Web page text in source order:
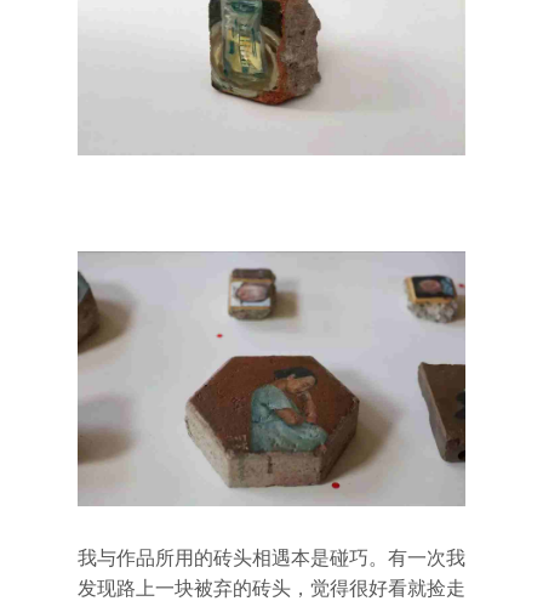
我与作品所用的砖头相遇本是碰巧。有一次我
发现路上一块被弃的砖头，觉得很好看就捡走